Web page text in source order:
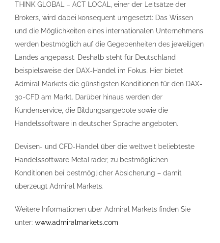
THINK GLOBAL – ACT LOCAL, einer der Leitsätze der
Brokers, wird dabei konsequent umgesetzt: Das Wissen
und die Möglichkeiten eines internationalen Unternehmens
werden bestmöglich auf die Gegebenheiten des jeweiligen
Landes angepasst. Deshalb steht für Deutschland
beispielsweise der DAX-Handel im Fokus. Hier bietet
Admiral Markets die günstigsten Konditionen für den DAX-
30-CFD am Markt. Darüber hinaus werden der
Kundenservice, die Bildungsangebote sowie die
Handelssoftware in deutscher Sprache angeboten.
Devisen- und CFD-Handel über die weltweit beliebteste
Handelssoftware MetaTrader, zu bestmöglichen
Konditionen bei bestmöglicher Absicherung – damit
überzeugt Admiral Markets.
Weitere Informationen über Admiral Markets finden Sie
unter: www.admiralmarkets.com